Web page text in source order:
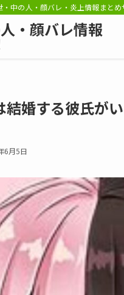
中の人・顔バレ・炎上情報まとめ
・顔バレ情報
結婚する彼氏が
6月5日